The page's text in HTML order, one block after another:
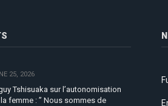
25, 2026
Tshisuaka sur l’autonomisation
femme : ” Nous sommes de